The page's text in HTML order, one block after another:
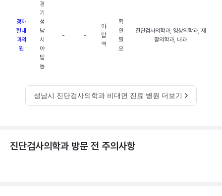
정자
헌내
과의
원
경
기
성
남
시
야
탑
동
- -
야
탑
역
확
인
필
요
진단검사의학과, 영상의학과, 재
활의학과, 내과
성남시 진단검사의학과 비대면 진료 병원 더보기
진단검사의학과 방문 전 주의사항